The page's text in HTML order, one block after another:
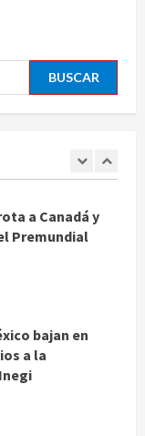
Sydney Towle,
su lucha
Premundial
a la